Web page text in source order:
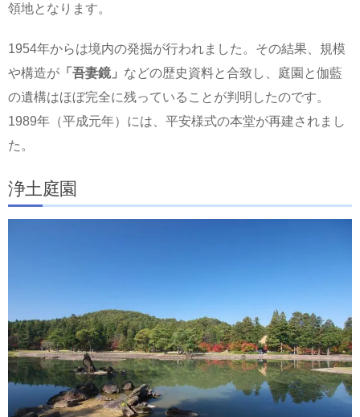
領地となります。
1954年からは境内の発掘が行われました。その結果、規模
や構造が 「吾妻鏡」 などの歴史資料と合致し、庭園と伽藍
の遺構はほぼ完全に残っていることが判明したのです。
1989年（平成元年）には、平安様式の本堂が再建されまし
た。
浄土庭園